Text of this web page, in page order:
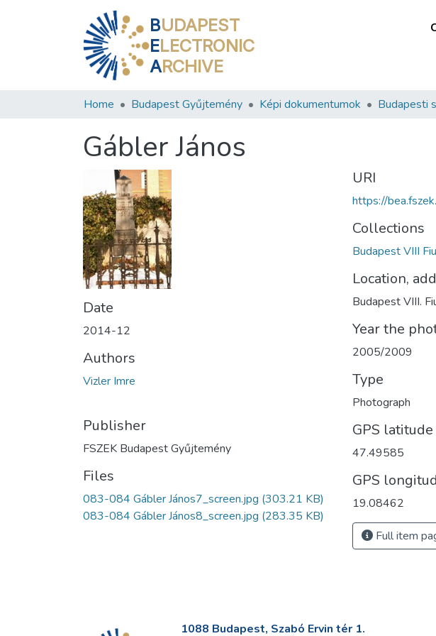
BUDAPEST
ELECTRONIC
ARCHIVE
Home Budapest Gyűjtemény Képi dokumentumok Budapesti
Gábler János
Date
2014-12
Authors
Vizler Imre
Publisher
FSZEK Budapest Gyűjtemény
Files
083-084 Gábler János7_screen.jpg (303.21 KB)
083-084 Gábler János8_screen.jpg (283.35 KB)
URI
https://
Collections
Budapest VIII
Location,
Budapest VIII.
Year the
2005/2009
Type
Photograph
GPS latitude
47.49585
GPS
19.08462
Full item
1088 Budapest, Szabó Ervin tér 1.